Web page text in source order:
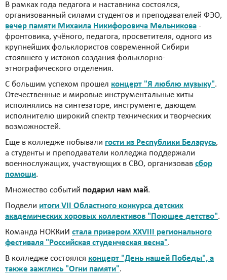
В рамках года педагога и наставника состоялся,
организованный силами студентов и преподавателей ФЭО,
вечер памяти Михаила Никифоровича Мельникова -
фронтовика, учёного, педагога, просветителя, одного из
крупнейших фольклористов современной Сибири
стоявшего у истоков создания фольклорно-
этнографического отделения.
С большим успехом прошел концерт "Я люблю музыку".
Отечественные и мировые инструментальные хиты
исполнялись на синтезаторе, инструменте, дающем
исполнителю широкий спектр технических и творческих
возможностей.
Еще в колледже побывали гости из Республики Беларусь,
а студенты и преподаватели колледжа поддержали
военнослужащих, участвующих в СВО, организовав сбор
помощи.
Множество событий подарил нам май.
Подвели итоги VII Областного конкурса детских
академических хоровых коллективов "Поющее детство".
Команда НОККиИ стала призером XXVIII регионального
фестиваля "Российская студенческая весна".
В колледже состоялся концерт "День нашей Победы", а
также зажглись "Огни памяти".